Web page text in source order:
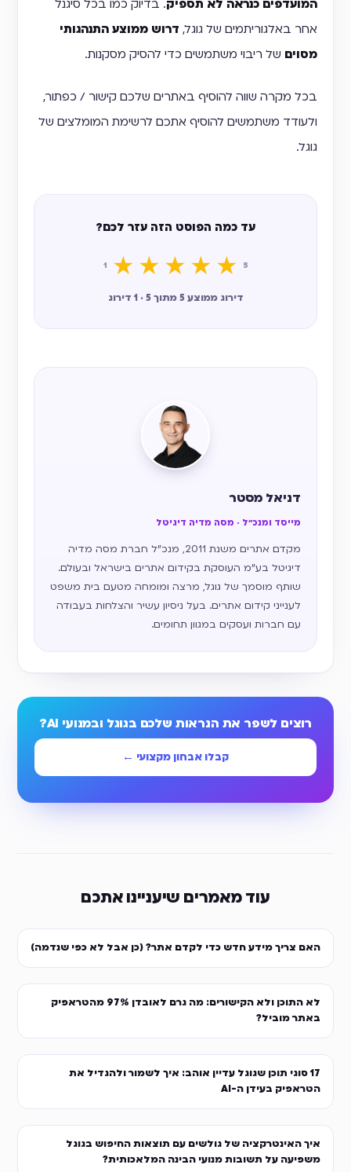
המועדפים כנראה לא תספיק. בדיוק כמו בכל סיגנל
אחר באלגוריתמים של גוגל, דרוש ממוצע התנהגותי
מסוים של ריבוי משתמשים כדי להסיק מסקנות.
בכל מקרה שווה להוסיף באתרים שלכם קישור / כפתור,
ולעודד משתמשים להוסיף אתכם לרשימת המומלצים של
גוגל.
עד כמה הפוסט הזה עזר לכם?
1 ★ ★ ★ ★ ★ 5
דירוג ממוצע 5 מתוך 5 · 1 דירוג
דניאל מסטר
מייסד ומנכ״ל · מסה מדיה דיגיטל
מקדם אתרים משנת 2011, מנכ״ל חברת מסה מדיה
דיגיטל בע״מ העוסקת בקידום אתרים בישראל ובעולם.
שותף מוסמך של גוגל, מרצה ומומחה מטעם בית משפט
לענייני קידום אתרים. בעל ניסיון עשיר והצלחות בעבודה
עם חברות ועסקים במגוון תחומים.
רוצים לשפר את הנראות שלכם בגוגל ובמנועי AI?
קבלו אבחון מקצועי ←
עוד מאמרים שיעניינו אתכם
האם צריך מידע חדש כדי לקדם אתר? (כן אבל לא כפי שנדמה)
לא התוכן ולא הקישורים: מה גרם לאובדן 97% מהטראפיק
באתר מוביל?
17 סוגי תוכן שגוגל עדיין אוהב: איך לשמור ולהגדיל את
הטראפיק בעידן ה-AI
איך האינטרקציה של גולשים עם תוצאות החיפוש בגוגל
משפיעה על תשובות מנועי הבינה המלאכותית?